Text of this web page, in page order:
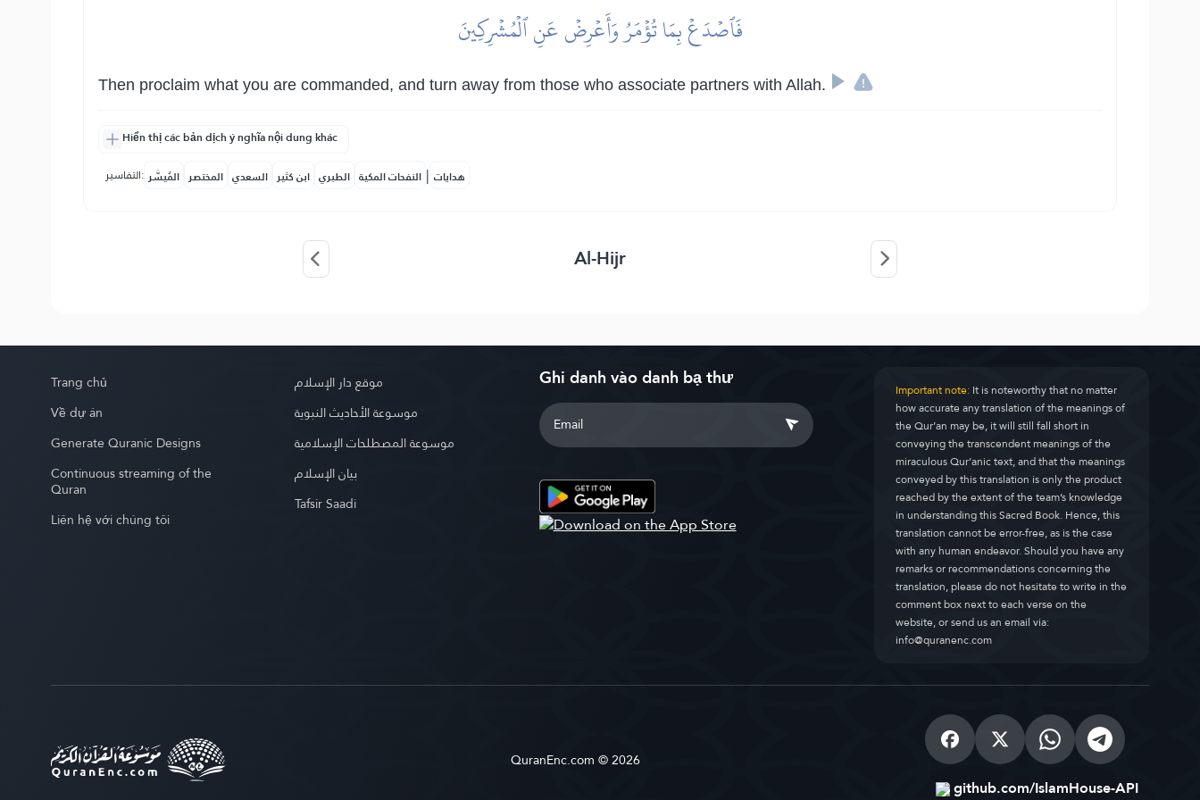
فَٱصۡدَعۡ بِمَا تُؤۡمَرُ وَأَعۡرِضۡ عَنِ ٱلۡمُشۡرِكِينَ
Then proclaim what you are commanded, and turn away from those who associate partners with Allah.
Hiển thị các bản dịch ý nghĩa nội dung khác
التفاسير: المُيسَّر المختصر السعدي ابن كثير الطبري النفحات المكية | هدايات
Al-Hijr
Trang chủ
Về dự án
Generate Quranic Designs
Continuous streaming of the
Quran
Liên hệ với chúng tôi
موقع دار الإسلام
موسوعة الأحاديث النبوية
موسوعة المصطلحات الإسلامية
بيان الإسلام
Tafsir Saadi
Ghi danh vào danh bạ thư Important note:It is noteworthy that no matter
how accurate any translation of the meanings of
the Qur’an may be, it will still fall short in
conveying the transcendent meanings of the
miraculous Qur’anic text, and that the meanings
conveyed by this translation is only the product
reached by the extent of the team’s knowledge
in understanding this Sacred Book. Hence, this
translation cannot be error-free, as is the case
with any human endeavor. Should you have any
remarks or recommendations concerning the
translation, please do not hesitate to write in the
comment box next to each verse on the
website, or send us an email via:
info@quranenc.com
QuranEnc.com © 2026
github.com/IslamHouse-API